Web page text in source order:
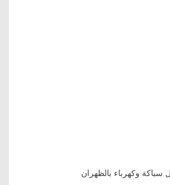
سباكة وكهرباء بالظهران